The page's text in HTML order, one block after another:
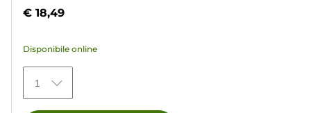
5
79
recensioni
€ 18,49
Disponibile online
1